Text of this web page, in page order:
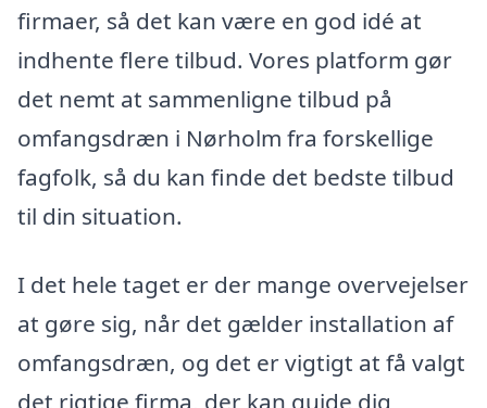
firmaer, så det kan være en god idé at
indhente flere tilbud. Vores platform gør
det nemt at sammenligne tilbud på
omfangsdræn i Nørholm fra forskellige
fagfolk, så du kan finde det bedste tilbud
til din situation.
I det hele taget er der mange overvejelser
at gøre sig, når det gælder installation af
omfangsdræn, og det er vigtigt at få valgt
det rigtige firma, der kan guide dig